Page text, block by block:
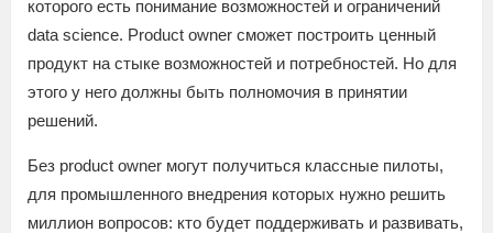
которого есть понимание возможностей и ограничений
data science. Product owner сможет построить ценный
продукт на стыке возможностей и потребностей. Но для
этого у него должны быть полномочия в принятии
решений.
Без product owner могут получиться классные пилоты,
для промышленного внедрения которых нужно решить
миллион вопросов: кто будет поддерживать и развивать,